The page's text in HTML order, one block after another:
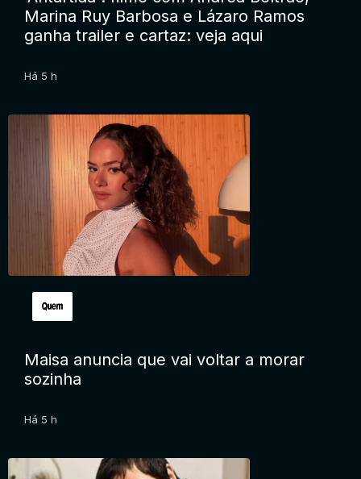
Marina Ruy Barbosa e Lázaro Ramos
ganha trailer e cartaz: veja aqui
Há 5 h
Maisa anuncia que vai voltar a morar
sozinha
Há 5 h